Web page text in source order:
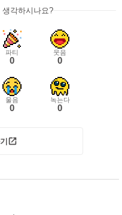
각하시나요?
파티
0
웃음
0
울음
0
녹는다
0